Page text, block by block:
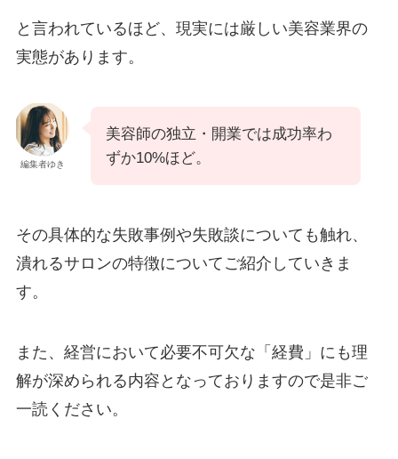
と言われているほど、現実には厳しい美容業界の
実態があります。
編集者ゆき
美容師の独立・開業では成功率わ
ずか10%ほど。
その具体的な失敗事例や失敗談についても触れ、
潰れるサロンの特徴についてご紹介していきま
す。
また、経営において必要不可欠な「経費」にも理
解が深められる内容となっておりますので是非ご
一読ください。